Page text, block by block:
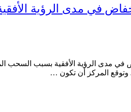
في مدى الرؤية
مدى الرؤية الأفقية بسبب السحب
وتوقع المركز أن تكون …